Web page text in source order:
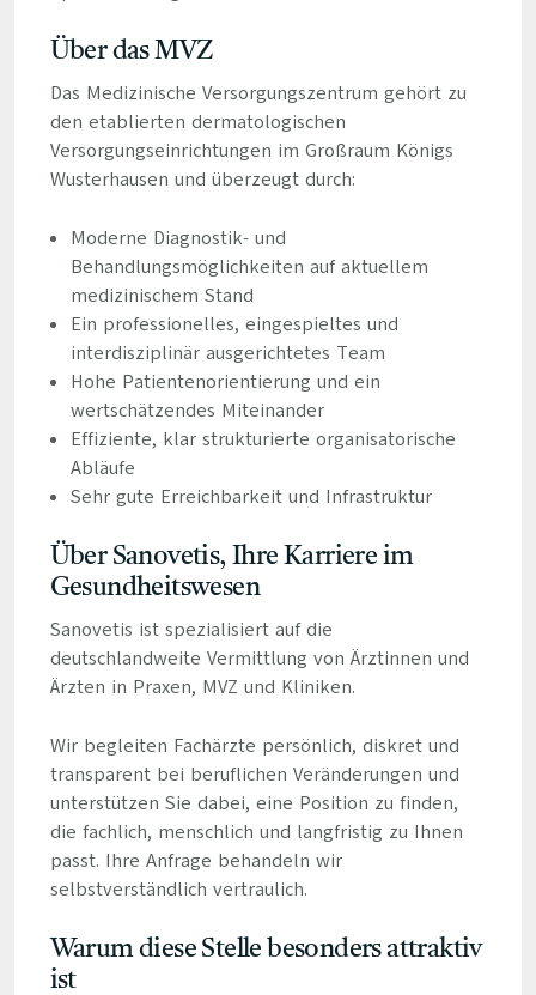
Über das MVZ
Das Medizinische Versorgungszentrum gehört zu
den etablierten dermatologischen
Versorgungseinrichtungen im Großraum Königs
Wusterhausen und überzeugt durch:
Moderne Diagnostik- und
Behandlungsmöglichkeiten auf aktuellem
medizinischem Stand
Ein professionelles, eingespieltes und
interdisziplinär ausgerichtetes Team
Hohe Patientenorientierung und ein
wertschätzendes Miteinander
Effiziente, klar strukturierte organisatorische
Abläufe
Sehr gute Erreichbarkeit und Infrastruktur
Über Sanovetis, Ihre Karriere im
Gesundheitswesen
Sanovetis ist spezialisiert auf die
deutschlandweite Vermittlung von Ärztinnen und
Ärzten in Praxen, MVZ und Kliniken.
Wir begleiten Fachärzte persönlich, diskret und
transparent bei beruflichen Veränderungen und
unterstützen Sie dabei, eine Position zu finden,
die fachlich, menschlich und langfristig zu Ihnen
passt. Ihre Anfrage behandeln wir
selbstverständlich vertraulich.
Warum diese Stelle besonders attraktiv
ist